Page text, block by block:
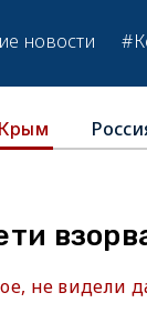
новости
Крым
не видели